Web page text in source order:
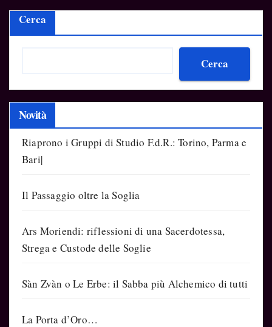
Cerca
Cerca
Novità
Riaprono i Gruppi di Studio F.d.R.: Torino, Parma e
Bari|
Il Passaggio oltre la Soglia
Ars Moriendi: riflessioni di una Sacerdotessa,
Strega e Custode delle Soglie
Sàn Zvàn o Le Erbe: il Sabba più Alchemico di tutti
La Porta d’Oro…